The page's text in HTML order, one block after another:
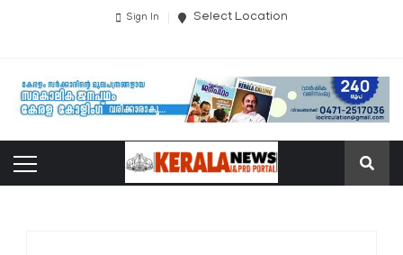
Sign In Select Location